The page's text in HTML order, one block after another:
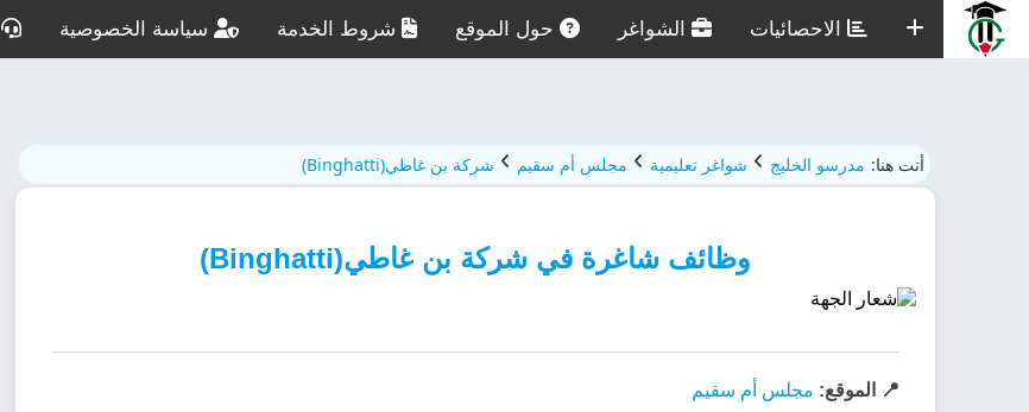
الاحصائيات الشواغر حول الموقع شروط الخدمة سياسة الخصوصية
أنت هنا: مدرسو الخليج شواغر تعليمية مجلس أم سقيم شركة بن غاطي(Binghatti)
وظائف شاغرة في شركة بن غاطي(Binghatti)
📍 الموقع: مجلس أم سقيم